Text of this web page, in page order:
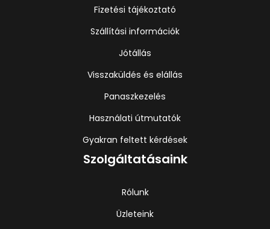
Fizetési tájékoztató
Szállítási információk
Jótállás
Visszaküldés és elállás
Panaszkezelés
Használati útmutatók
Gyakran feltett kérdések
Szolgáltatásaink
Rólunk
Üzleteink